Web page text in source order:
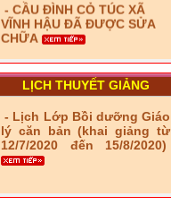
- Bàn giao 10 căn nhà Đại
đoàn kết cho hộ có hoàn
cảnh khó khăn tại xã Tây
- LỄ RA QUÂN DẬM VÁ,
SỬA CHỮA LỘ GIAO
THÔNG NÔNG THÔN (XÃ
PHÚ THỌ)
- LỚP TẬP HUẤN LỊCH SỬ,
PHÁP LUẬT VIỆT NAM VÀ
PGHH NHIỆM KỲ VI (2024-
LỊCH THUYẾT GIẢNG
- Lịch Lớp Bồi dưỡng Giáo
lý căn bản (khai giảng từ
12/7/2020 đến 15/8/2020)